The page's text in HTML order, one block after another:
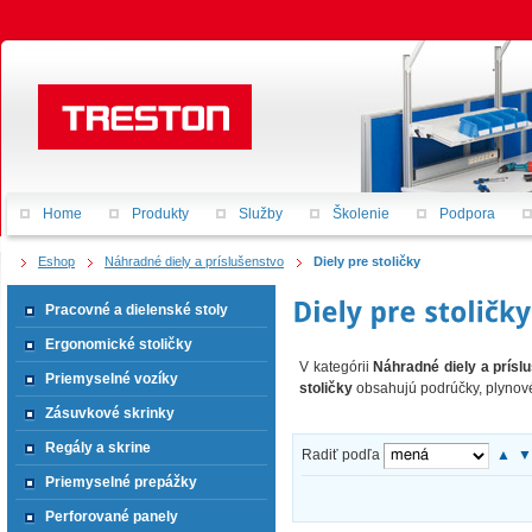
Eshop Náhradné diely a príslušenstvo Diely pre stoličky
V kategóriiNáhradné diely a
stoličky obsahujú podrúčky,
Radiť podľa ▲ ▼
Pracovné a dielenské stoly
Ergonomické stoličky
Priemyselné vozíky
Zásuvkové skrinky
Regály a skrine
Priemyselné prepážky
Perforované panely
Home Produkty Služby Školenie Podpora